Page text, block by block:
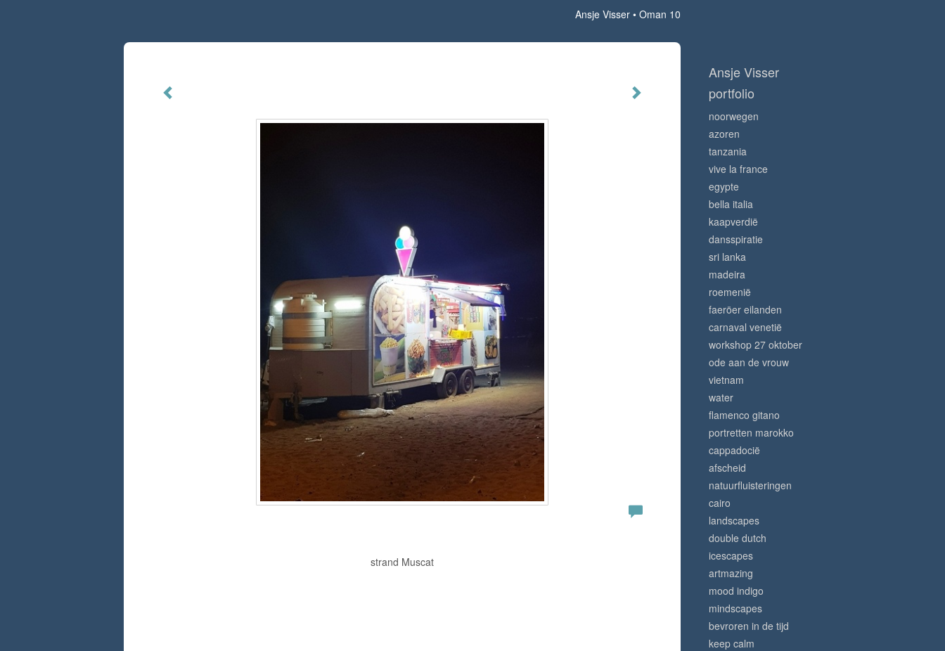
Ansje Visser Oman 10
strand Muscat
Ansje Visser
portfolio
noorwegen
azoren
tanzania
vive la france
egypte
bella italia
kaapverdië
dansspiratie
sri lanka
madeira
roemenië
faeröer eilanden
carnaval venetië
workshop 27 oktober
ode aan de vrouw
vietnam
water
flamenco gitano
portretten marokko
cappadocië
afscheid
natuurfluisteringen
cairo
landscapes
double dutch
icescapes
artmazing
mood indigo
mindscapes
bevroren in de tijd
keep calm